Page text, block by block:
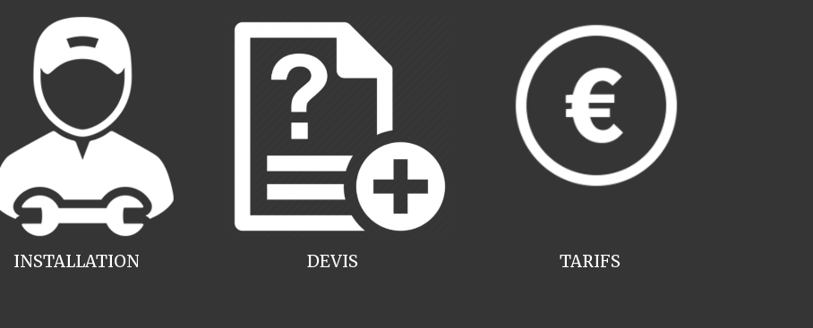
INSTALLATION TARIFS
DEVIS